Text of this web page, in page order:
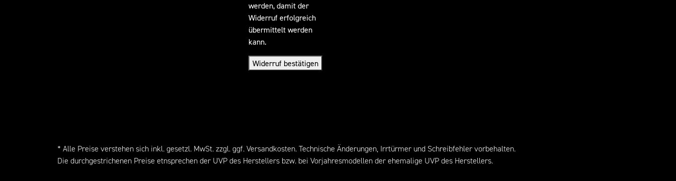
werden, damit der
Widerruf erfolgreich
übermittelt werden
kann.
Widerruf bestätigen
* Alle Preise verstehen sich inkl. gesetzl. MwSt. zzgl. ggf. Versandkosten. Technische Änderungen, Irrtürmer und Schreibfehler vorbehalten.
Die durchgestrichenen Preise etnsprechen der UVP des Herstellers bzw. bei Vorjahresmodellen der ehemalige UVP des Herstellers.